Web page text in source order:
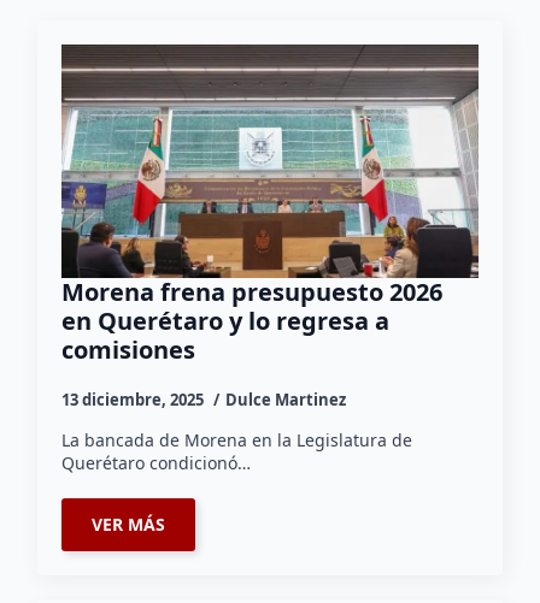
Morena frena presupuesto 2026
en Querétaro y lo regresa a
comisiones
13 diciembre, 2025 Dulce Martinez
La bancada de Morena en la Legislatura de
Querétaro condicionó…
VER MÁS